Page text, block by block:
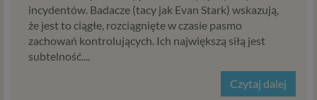
incydentów. Badacze (tacy jak Evan Stark) wskazują,
że jest to ciągłe, rozciągnięte w czasie pasmo
zachowań kontrolujących. Ich największą siłą jest
subtelność....
Czytaj dalej